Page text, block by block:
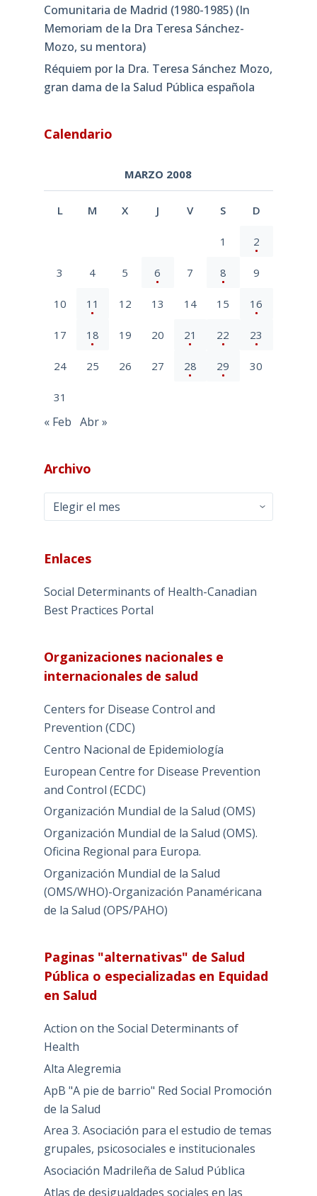
Comunitaria de Madrid (1980-1985) (In
Memoriam de la Dra Teresa Sánchez-
Mozo, su mentora)
Réquiem por la Dra. Teresa Sánchez Mozo,
gran dama de la Salud Pública española
Calendario
MARZO 2008
L M X J V S D
1 2
3 4 5 6 7 8 9
10 11 12 13 14 15 16
17 18 19 20 21 22 23
24 25 26 27 28 29 30
31
« Feb Abr »
Archivo
Archivo
Enlaces
Social Determinants of Health-Canadian
Best Practices Portal
Organizaciones nacionales e
internacionales de salud
Centers for Disease Control and
Prevention (CDC)
Centro Nacional de Epidemiología
European Centre for Disease Prevention
and Control (ECDC)
Organización Mundial de la Salud (OMS)
Organización Mundial de la Salud (OMS).
Oficina Regional para Europa.
Organización Mundial de la Salud
(OMS/WHO)-Organización Panaméricana
de la Salud (OPS/PAHO)
Paginas "alternativas" de Salud
Pública o especializadas en Equidad
en Salud
Action on the Social Determinants of
Health
Alta Alegremia
ApB "A pie de barrio" Red Social Promoción
de la Salud
Area 3. Asociación para el estudio de temas
grupales, psicosociales e institucionales
Asociación Madrileña de Salud Pública
Atlas de desigualdades sociales en las